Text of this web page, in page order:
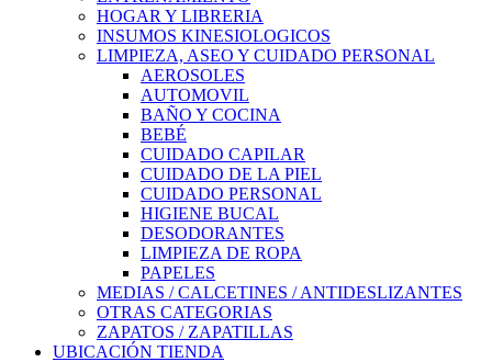
HOGAR Y LIBRERIA
INSUMOS KINESIOLOGICOS
LIMPIEZA, ASEO Y CUIDADO PERSONAL
AEROSOLES
AUTOMOVIL
BAÑO Y COCINA
BEBÉ
CUIDADO CAPILAR
CUIDADO DE LA PIEL
CUIDADO PERSONAL
HIGIENE BUCAL
DESODORANTES
LIMPIEZA DE ROPA
PAPELES
MEDIAS / CALCETINES / ANTIDESLIZANTES
OTRAS CATEGORIAS
ZAPATOS / ZAPATILLAS
UBICACIÓN TIENDA